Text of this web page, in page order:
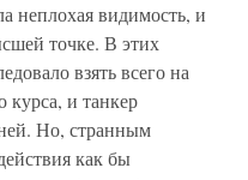
неплохая видимость, и
точке. В этих
взять всего на
курса, и танкер
Но, странным
как бы